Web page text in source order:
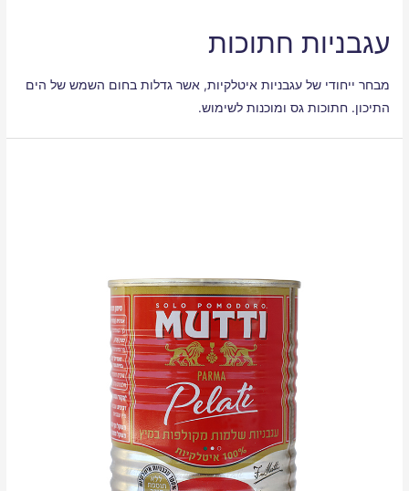
עגבניות חתוכות
מבחר ייחודי של עגבניות איטלקיות, אשר גדלות בחום השמש של הים
התיכון. חתוכות גס ומוכנות לשימוש.